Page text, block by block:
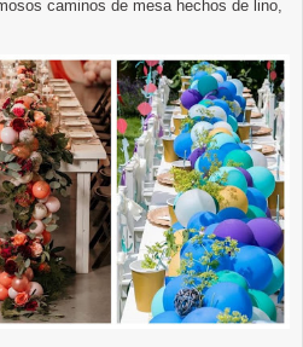
caminos de mesa hechos de lino,